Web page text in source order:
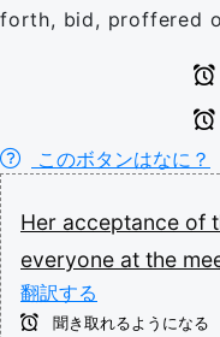
forth, bid, proffered
このボタンはなに？
Her acceptance of
everyone at the
翻訳する
聞き取れるようになる